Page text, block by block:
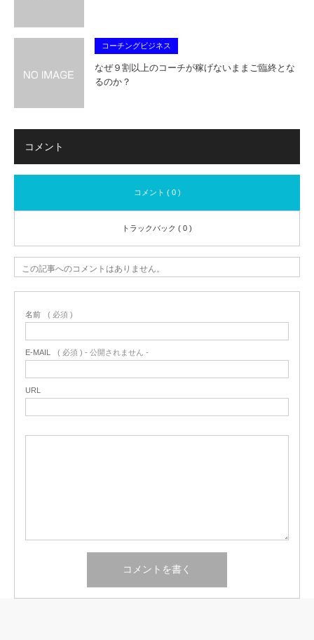
コーチングビジネス
なぜ９割以上のコーチが稼げないままご臨終とな
るのか？
コメント
コメント ( 0 )
トラックバック ( 0 )
この記事へのコメントはありません。
名前 ( 必須 )
E-MAIL ( 必須 ) - 公開されません -
URL